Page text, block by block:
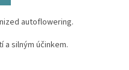
autoflowering.
a silným účinkem.